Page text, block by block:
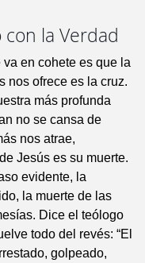
la Verdad
en cohete es que la
nos ofrece es la cruz.
más profunda
no se cansa de
nos atrae,
Jesús es su muerte.
evidente, la
la muerte de las
Dice el teólogo
todo del revés: “El
golpeado,